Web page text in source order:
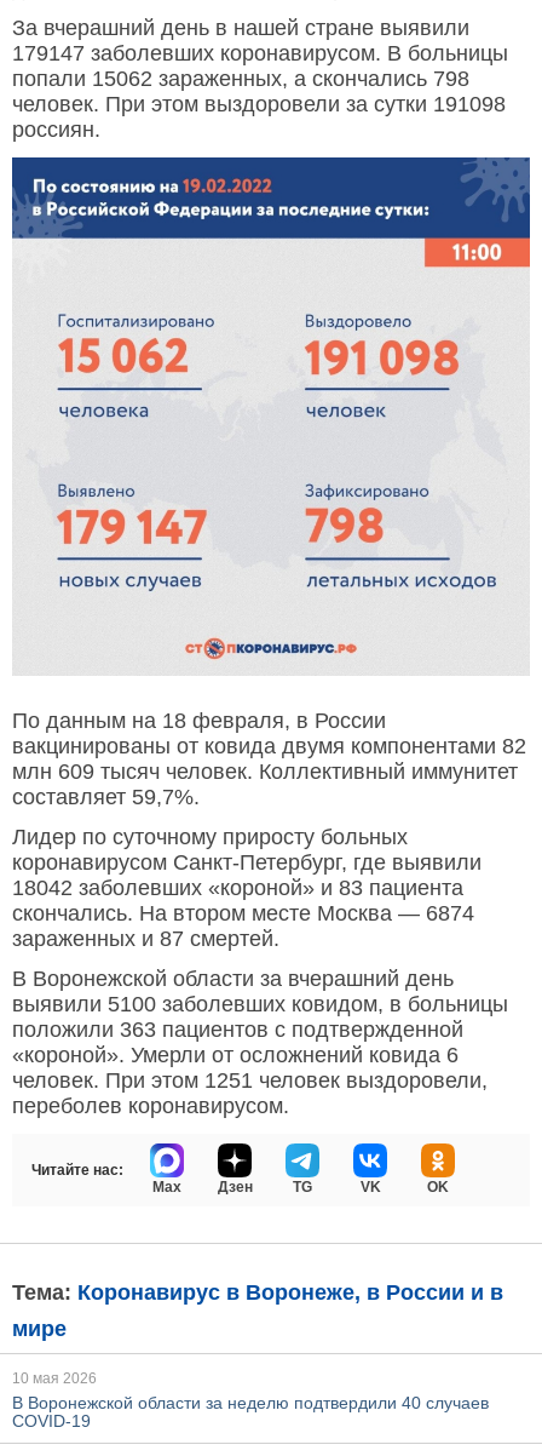
За вчерашний день в нашей стране выявили
179147 заболевших коронавирусом. В больницы
попали 15062 зараженных, а скончались 798
человек. При этом выздоровели за сутки 191098
россиян.
По данным на 18 февраля, в России
вакцинированы от ковида двумя компонентами 82
млн 609 тысяч человек. Коллективный иммунитет
составляет 59,7%.
Лидер по суточному приросту больных
коронавирусом Санкт-Петербург, где выявили
18042 заболевших «короной» и 83 пациента
скончались. На втором месте Москва — 6874
зараженных и 87 смертей.
В Воронежской области за вчерашний день
выявили 5100 заболевших ковидом, в больницы
положили 363 пациентов с подтвержденной
«короной». Умерли от осложнений ковида 6
человек. При этом 1251 человек выздоровели,
переболев коронавирусом.
Читайте нас:
Max
Дзен TG VK OK
Тема: Коронавирус в Воронеже, в России и в
мире
10 мая 2026
В Воронежской области за неделю подтвердили 40 случаев
COVID-19